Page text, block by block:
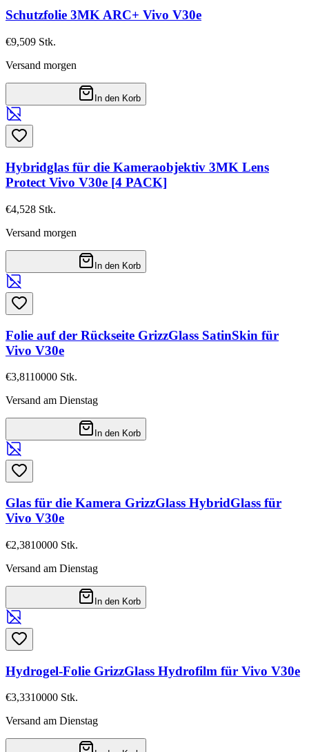
Schutzfolie 3MK ARC+ Vivo V30e
€9,509 Stk.
Versand morgen
In den Korb
Hybridglas für die Kameraobjektiv 3MK Lens
Protect Vivo V30e [4 PACK]
€4,528 Stk.
Versand morgen
In den Korb
Folie auf der Rückseite GrizzGlass SatinSkin für
Vivo V30e
€3,8110000 Stk.
Versand am Dienstag
In den Korb
Glas für die Kamera GrizzGlass HybridGlass für
Vivo V30e
€2,3810000 Stk.
Versand am Dienstag
In den Korb
Hydrogel-Folie GrizzGlass Hydrofilm für Vivo V30e
€3,3310000 Stk.
Versand am Dienstag